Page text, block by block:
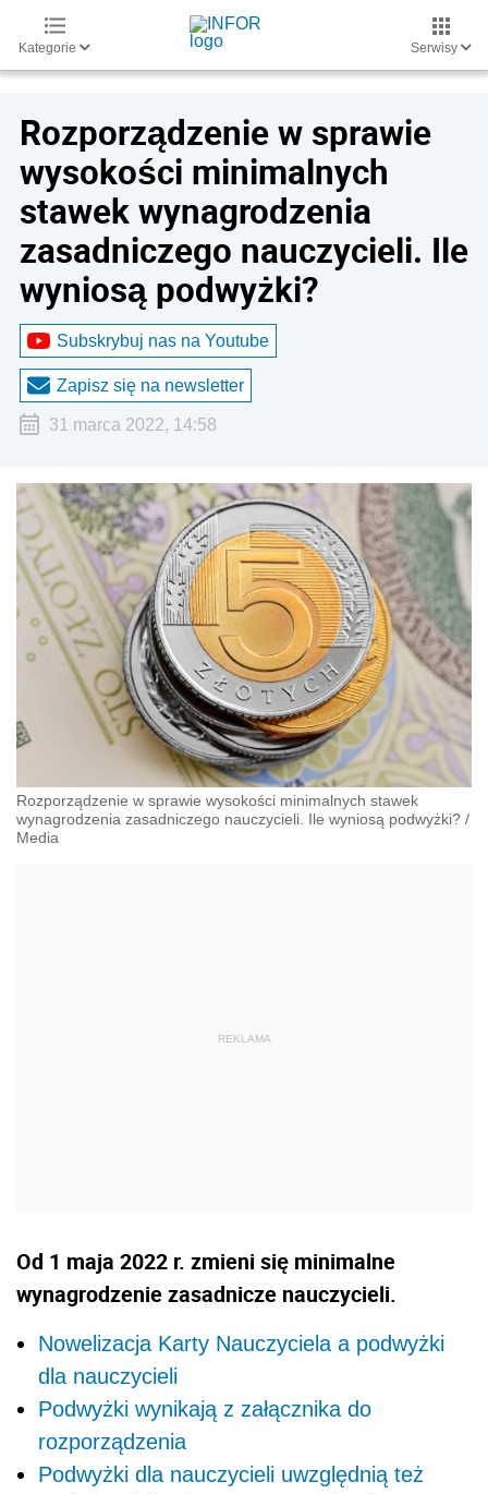
Kategorie Serwisy
Rozporządzenie w sprawie
wysokości minimalnych
stawek wynagrodzenia
zasadniczego nauczycieli. Ile
wyniosą podwyżki?
Subskrybuj nas na Youtube
Zapisz się na newsletter
31 marca 2022, 14:58
Rozporządzenie w sprawie wysokości minimalnych stawek
wynagrodzenia zasadniczego nauczycieli. Ile wyniosą podwyżki? /
Media
Od 1 maja 2022 r. zmieni się minimalne
wynagrodzenie zasadnicze nauczycieli.
Nowelizacja Karty Nauczyciela a podwyżki
dla nauczycieli
Podwyżki wynikają z załącznika do
rozporządzenia
Podwyżki dla nauczycieli uwzględnią też